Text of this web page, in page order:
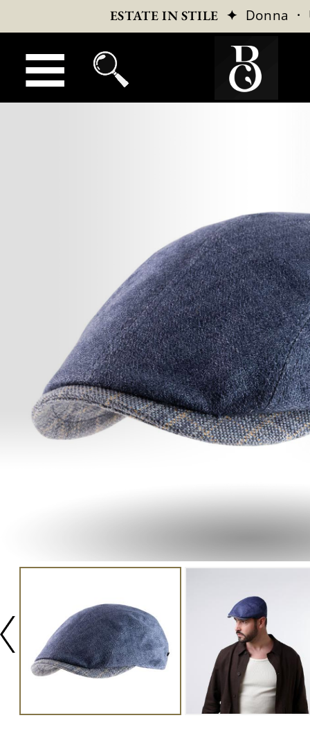
ESTATE IN STILE ✦ Donna ·